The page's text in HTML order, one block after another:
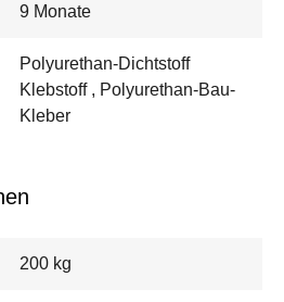
9 Monate
Polyurethan-Dichtstoff
Klebstoff , Polyurethan-Bau-
Kleber
200 kg